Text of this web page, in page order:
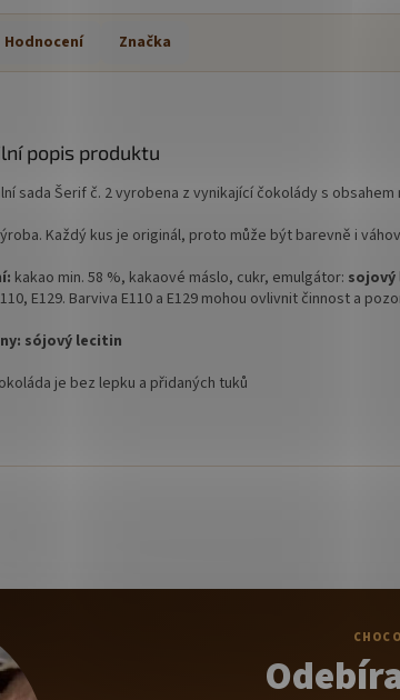
Hodnocení Značka
popis produktu
sada Šerif č. 2 vyrobena z vynikající čokolády s obsahem
Každý kus je originál, proto může být barevně i
kakao min. 58 %, kakaové máslo, cukr, emulgátor: sojový
E129. Barviva E110 a E129 mohou ovlivnit činnost a
sójový lecitin
je bez lepku a přidaných tuků